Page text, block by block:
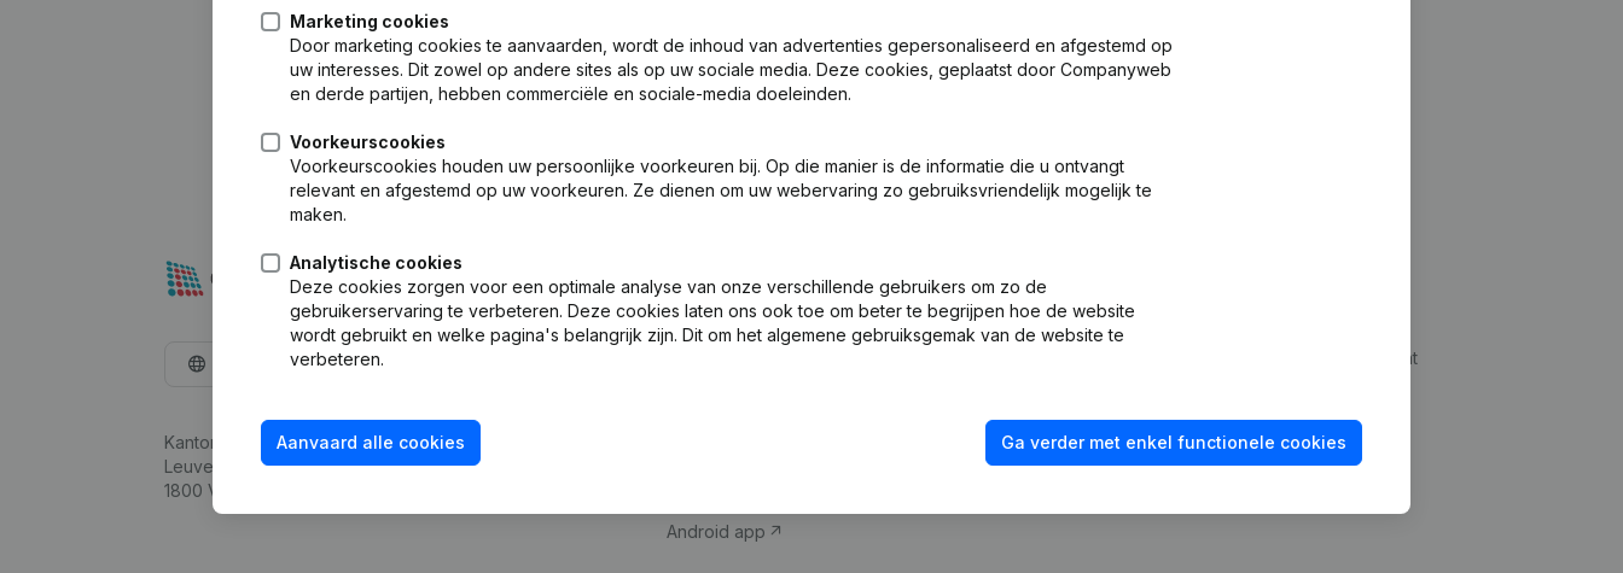
Marketing cookies
Door marketing cookies te aanvaarden, wordt de inhoud van advertenties gepersonaliseerd en afgestemd op
uw interesses. Dit zowel op andere sites als op uw sociale media. Deze cookies, geplaatst door Companyweb
en derde partijen, hebben commerciële en sociale-media doeleinden.
Voorkeurscookies
Voorkeurscookies houden uw persoonlijke voorkeuren bij. Op die manier is de informatie die u ontvangt
relevant en afgestemd op uw voorkeuren. Ze dienen om uw webervaring zo gebruiksvriendelijk mogelijk te
maken.
Analytische cookies
Deze cookies zorgen voor een optimale analyse van onze verschillende gebruikers om zo de
gebruikerservaring te verbeteren. Deze cookies laten ons ook toe om beter te begrijpen hoe de website
wordt gebruikt en welke pagina's belangrijk zijn. Dit om het algemene gebruiksgemak van de website te
verbeteren.
Aanvaard alle cookies Ga verder met enkel functionele cookies
Nederlands
Kantorenpark Everest
Leuvensesteenweg 248D,
1800 Vilvoorde
Bedrijfsinformatie
Android app
Compliance & fraudepreventie
Kredietwaardigheid checken
Integraties op maat
Contact